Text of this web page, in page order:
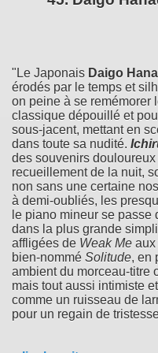
"Le Japonais Daigo
érodés par le temps et
on peine à se remémorer
classique dépouillé et
sous-jacent, mettant en
dans toute sa nudité.
des souvenirs
recueillement de la nuit,
non sans une certaine
à demi-oubliés, les
le piano mineur se passe
dans la plus grande
affligées de Weak Me aux
bien-nommé Solitude, en
ambient du morceau-titre
mais tout aussi intimiste
comme un ruisseau de
pour un regain de